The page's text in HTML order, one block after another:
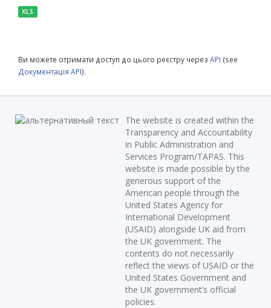
XLS
Ви можете отримати доступ до цього реєстру через API (see
Документація API).
The website is created within the
Transparency and Accountability
in Public Administration and
Services Program/TAPAS. This
website is made possible by the
generous support of the
American people through the
United States Agency for
International Development
(USAID) alongside UK aid from
the UK government. The
contents do not necessarily
reflect the views of USAID or the
United States Government and
the UK government’s official
policies.